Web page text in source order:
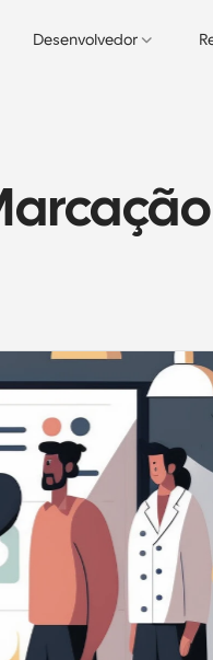
Desenvolvedor